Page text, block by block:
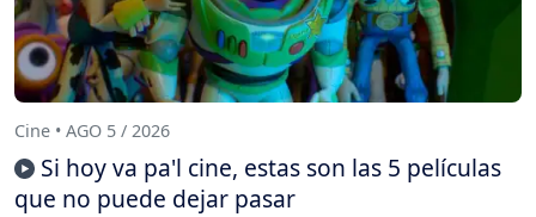
Cine • AGO 5 / 2026
Si hoy va pa'l cine, estas son las 5 películas
que no puede dejar pasar